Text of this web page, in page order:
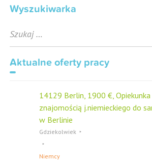
Wyszukiwarka
e
a
r
c
Aktualne oferty pracy
14129 Berlin, 1900 €,
znajomością j.niemieckiego do
w Berlinie
Gdziekolwiek
Niemcy